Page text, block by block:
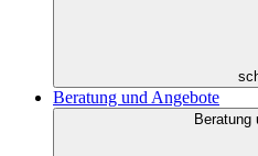
Beratung und Angebote
Beratung